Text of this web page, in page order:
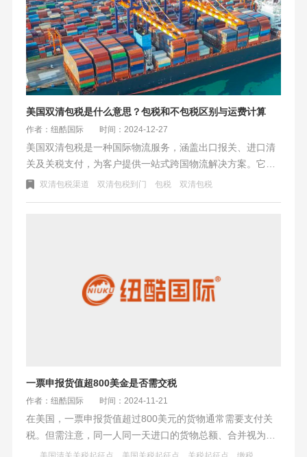
美国双清包税是什么意思？包税和不包税区别与运费计算
作者：纽酷国际 时间：2024-12-27
美国双清包税是一种国际物流服务，涵盖出口报关、进口清
关及关税支付，为客户提供一站式跨国物流解决方案。它分
为包税和不包税两种，前者物流公司预付税费，后者客户自
双清包税渠道 双清包税到门 包税 双清包税
一票申报货值超800美金是否需交税
作者：纽酷国际 时间：2024-11-21
在美国，一票申报货值超过800美元的货物通常需要支付关
税。但需注意，同一人同一天进口的货物总额、合并视为一
票进口的货物总额超过800美元也需交税。此外，特定商品